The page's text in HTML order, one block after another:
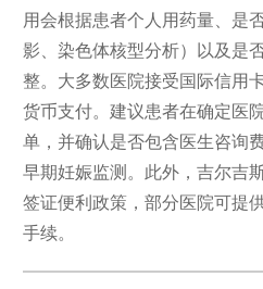
用会根据患者个人用药量、是
影、染色体核型分析）以及是
整。大多数医院接受国际信用
货币支付。建议患者在确定医
单，并确认是否包含医生咨询
早期妊娠监测。此外，吉尔吉
签证便利政策，部分医院可提
手续。